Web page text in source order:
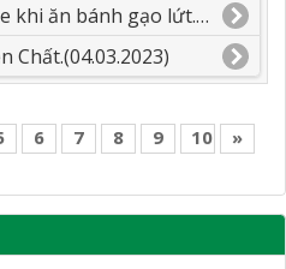
Những lợi ích sức khỏe khi ăn bánh gạo lứt.(12.03.2023)
Chất.(04.03.2023)
6 7 8 9 10 »